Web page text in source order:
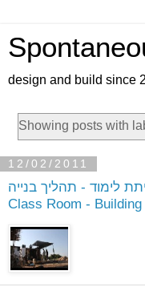
design and build since
Showing posts with
12/02/2011
לימוד - תהליך בנייה ))((
Class Room -